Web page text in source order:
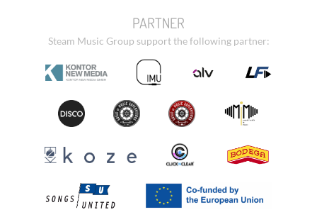
PARTNER
Steam Music Group support the following partner: